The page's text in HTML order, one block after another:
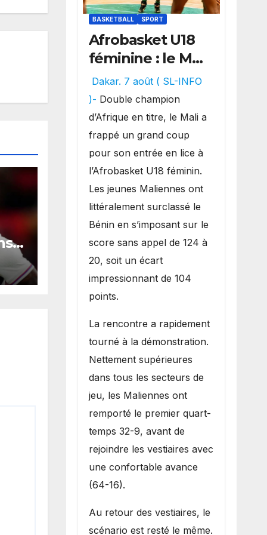
BASKETBALL SPORT
Afrobasket U18
féminine : le Mali
réalise un
véritable festival
offensif et
inflige une
lourde défaite
au Bénin.
Dakar. 7 août ( SL-INFO
)- Double champion
d’Afrique en titre, le Mali a
frappé un grand coup
pour son entrée en lice à
l’Afrobasket U18 féminin.
Les jeunes Maliennes ont
littéralement surclassé le
Bénin en s’imposant sur le
score sans appel de 124 à
20, soit un écart
impressionnant de 104
points.
La rencontre a rapidement
tourné à la démonstration.
Nettement supérieures
dans tous les secteurs de
jeu, les Maliennes ont
remporté le premier quart-
temps 32-9, avant de
rejoindre les vestiaires avec
une confortable avance
(64-16).
Au retour des vestiaires, le
scénario est resté le même.